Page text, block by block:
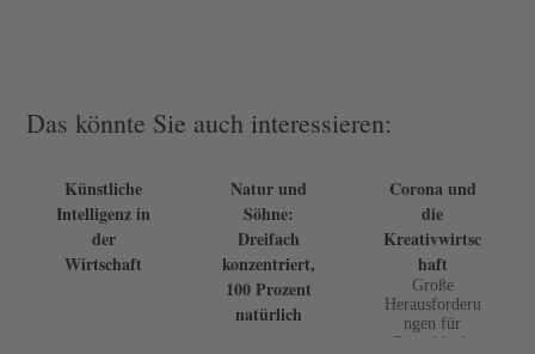
Das könnte Sie auch interessieren:
Künstliche
Intelligenz in
der
Wirtschaft
Natur und
Söhne:
Dreifach
konzentriert,
100 Prozent
natürlich
Corona und
die
Kreativwirtsc
haft
Große
Herausforderu
ngen für
Düsseldorfs